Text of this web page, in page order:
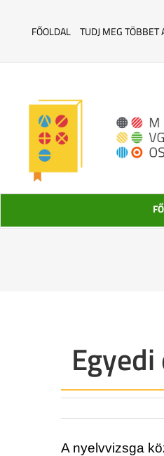
FŐOLDAL TUDJ MEG TÖBBET
A nyelvvizsga